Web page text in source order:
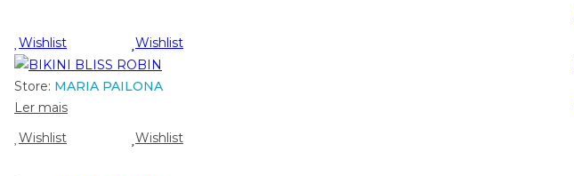
Wishlist
Wishlist
Store: MARIA PAILONA
Ler mais
Wishlist
Wishlist